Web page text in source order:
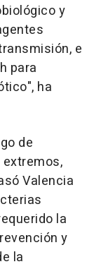
y
e
para
ha
de
Valencia
la
y
la